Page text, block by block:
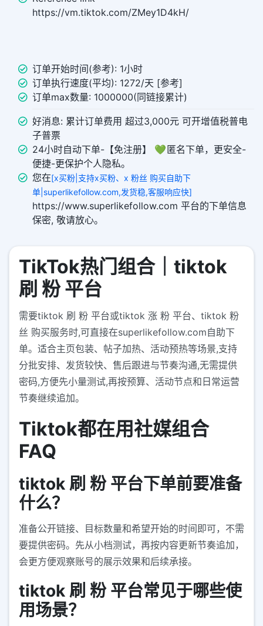
https://vm.tiktok.com/ZMey1D4kH/
订单开始时间(参考): 1小时
订单执行速度(平均): 1272/天 [参考]
订单max数量: 1000000(同链接累计)
好消息: 累计订单费用 超过3,000元 可开增值税普电
子普票
24小时自动下单-【免注册】 💚 匿名下单，更安全-
便捷-更保护个人隐私。
您在[x买粉|支持x买粉、x 粉丝 购买自助下
单|superlikefollow.com,发货稳,客服响应快]
https://www.superlikefollow.com 平台的下单信息
保密, 敬请放心。
TikTok热门组合｜tiktok
刷 粉 平台
需要tiktok 刷 粉 平台或tiktok 涨 粉 平台、tiktok 粉
丝 购买服务时,可直接在superlikefollow.com自助下
单。适合主页包装、帖子加热、活动预热等场景,支持
分批安排、发货较快、售后跟进与节奏沟通,无需提供
密码,方便先小量测试,再按预算、活动节点和日常运营
节奏继续追加。
Tiktok都在用社媒组合
FAQ
tiktok 刷 粉 平台下单前要准备
什么？
准备公开链接、目标数量和希望开始的时间即可，不需
要提供密码。先从小档测试，再按内容更新节奏追加，
会更方便观察账号的展示效果和后续承接。
tiktok 刷 粉 平台常见于哪些使
用场景？